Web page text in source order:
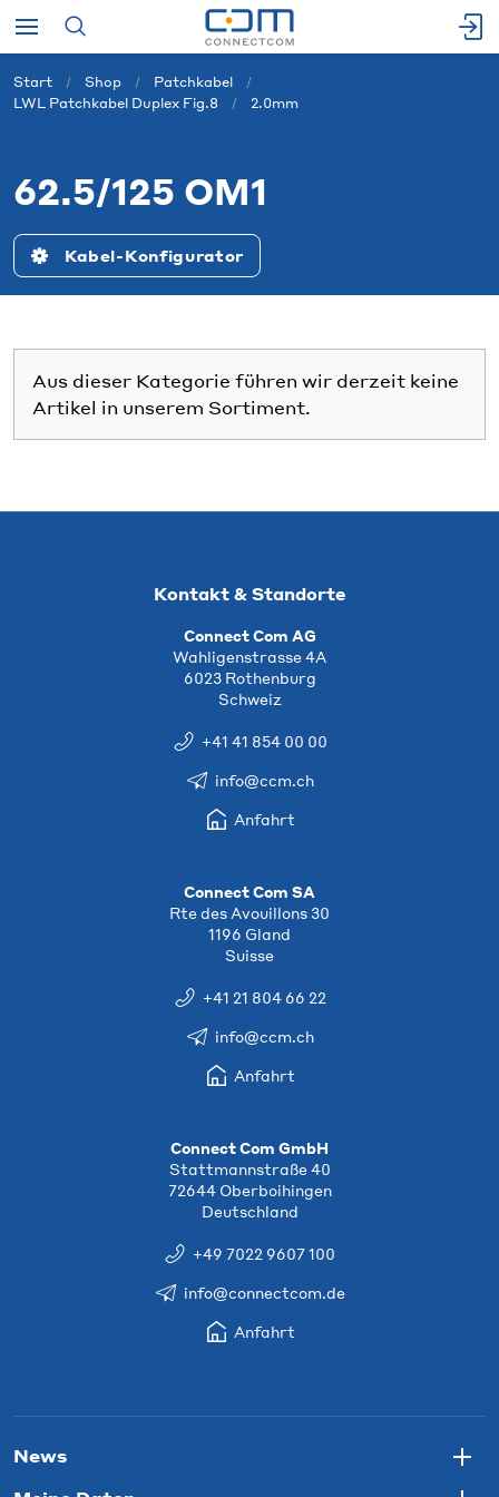
Start Shop
Patchkabel
LWL Patchkabel Duplex Fig.8
2.0mm
62.5/125 OM1
Kabel-Konfigurator
Aus dieser Kategorie führen wir derzeit keine
Artikel in unserem Sortiment.
Kontakt & Standorte
Connect Com AG
Wahligenstrasse 4A
6023 Rothenburg
Schweiz
+41 41 854 00 00
info@ccm.ch
Anfahrt
Connect Com SA
Rte des Avouillons 30
1196 Gland
Suisse
+41 21 804 66 22
info@ccm.ch
Anfahrt
Connect Com GmbH
Stattmannstraße 40
72644 Oberboihingen
Deutschland
+49 7022 9607 100
info@connectcom.de
Anfahrt
News